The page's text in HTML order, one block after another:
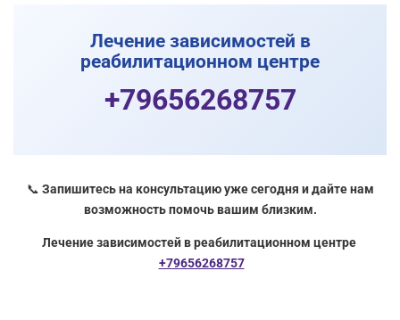
Лечение зависимостей в
реабилитационном центре
+79656268757
📞 Запишитесь на консультацию уже сегодня и дайте нам
возможность помочь вашим близким.
Лечение зависимостей в реабилитационном центре
+79656268757